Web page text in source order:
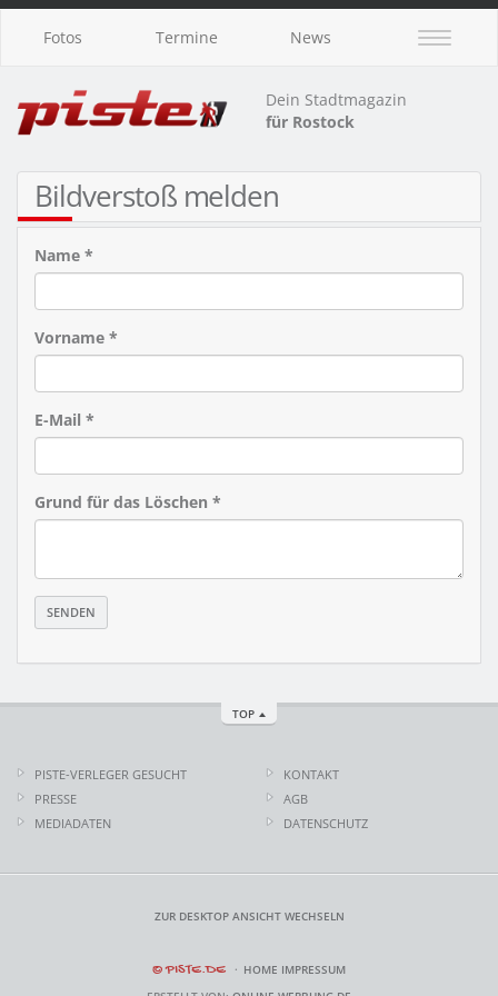
Fotos Termine News
Dein Stadtmagazin
für Rostock
Bildverstoß melden
Name *
Vorname *
E-Mail *
Grund für das Löschen *
TOP
PISTE-VERLEGER GESUCHT
PRESSE
MEDIADATEN
KONTAKT
AGB
DATENSCHUTZ
ZUR DESKTOP ANSICHT WECHSELN
© PISTE.DE HOME IMPRESSUM